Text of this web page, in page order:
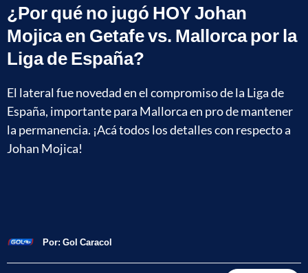
¿Por qué no jugó HOY Johan
Mojica en Getafe vs. Mallorca por la
Liga de España?
El lateral fue novedad en el compromiso de la Liga de
España, importante para Mallorca en pro de mantener
la permanencia. ¡Acá todos los detalles con respecto a
Johan Mojica!
Por: Gol Caracol